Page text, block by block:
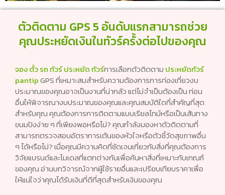
ตัวติดตาม GPS 5 อันดับแรกสามารถช่วย
คุณประหยัดเงินในทัวร์ครั้งต่อไปของคุณ
จอง ตั๋ว รถ ทัวร์ ประหยัด ทัวร์การเลือกตัวติดตาม ประหยัดทัวร์
pantipGPS ที่เหมาะสมสำหรับความต้องการการท่องเที่ยวงบ
ประมาณของคุณอาจเป็นงานที่น่ากลัว แต่ไม่จำเป็นต้องเป็น ก่อน
อื่นให้พิจารณางบประมาณของคุณและคุณสมบัติใดที่สำคัญที่สุด
สำหรับคุณ คุณต้องการการติดตามแบบเรียลไทม์หรือเป็นเส้นทาง
ขนมปังง่าย ๆ ที่เพียงพอหรือไม่? คุณกำลังมองหาตัวติดตามที่
สามารถตรวจสอบอัตราการเต้นของหัวใจหรือตัวชี้วัดสุขภาพอื่น
ๆ ได้หรือไม่? เมื่อคุณมีความคิดที่ชัดเจนเกี่ยวกับสิ่งที่คุณต้องการ
วิจัยแบรนด์และโมเดลที่แตกต่างกันเพื่อค้นหาสิ่งที่เหมาะกับเกณฑ์
ของคุณ อ่านบทวิจารณ์จากผู้ใช้รายอื่นและเปรียบเทียบราคาเพื่อ
ให้แน่ใจว่าคุณได้รับเงินที่ดีที่สุดสำหรับเงินของคุณ